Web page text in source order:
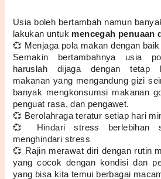
Usia boleh bertambah namun
lakukan untuk mencegah penuaan
💞 Menjaga pola makan dengan baik
Semakin bertambahnya usia
haruslah dijaga dengan tetap
makanan yang mengandung gizi
banyak mengkonsumsi makanan
penguat rasa, dan pengawet.
💞 Berolahraga teratur setiap hari
💞 Hindari stress berlebihan
menghindari stress
💞 Rajin merawat diri dengan rutin
yang cocok dengan kondisi dan
yang bisa kita temui berbagai